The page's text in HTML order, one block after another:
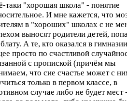
таки "хорошая школа" - понятие
И мне кажется, что
в "хороших" школах с не
выносят родители детей,
А те, кто оказался в
просто по счастливой
с пропиской (причём мы
что сие счастье может с
только в первом классе, в
случае либо не будет мест